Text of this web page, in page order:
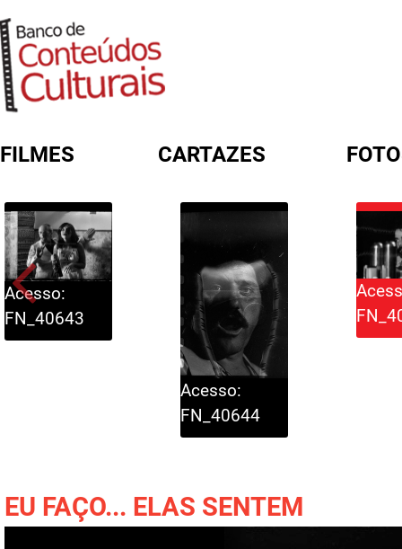
FILMES CARTAZES
Acesso:
FN_40643
Acesso:
FN_40644
EU FAÇO... ELAS SENTEM
FORMULÁRIO DE BUSCA